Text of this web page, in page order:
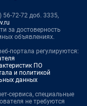
72-72 доб. 3335,
за достоверность
объявлениях.
портала регулируются:
ПО
и политикой
данных
сервиса, специальные
не требуются